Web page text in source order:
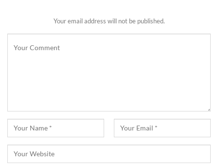
Your email address will not be published.